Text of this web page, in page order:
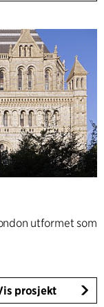
utformet som
prosjekt